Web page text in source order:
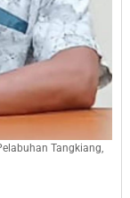
Tangkiang,